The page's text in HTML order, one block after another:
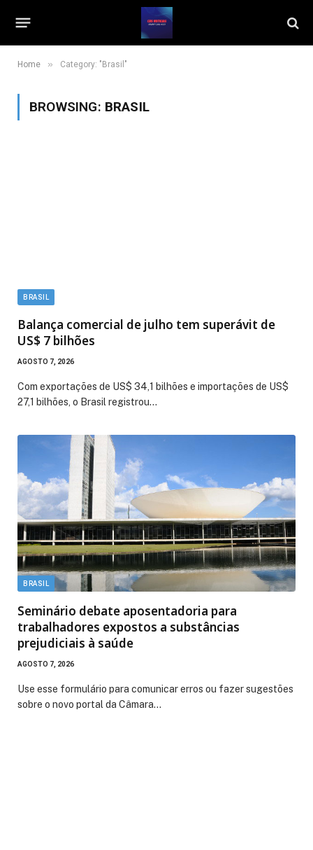
Home » Category: "Brasil"
BROWSING: BRASIL
BRASIL
Balança comercial de julho tem superávit de
US$ 7 bilhões
AGOSTO 7, 2026
Com exportações de US$ 34,1 bilhões e importações de US$
27,1 bilhões, o Brasil registrou…
BRASIL
Seminário debate aposentadoria para
trabalhadores expostos a substâncias
prejudiciais à saúde
AGOSTO 7, 2026
Use esse formulário para comunicar erros ou fazer sugestões
sobre o novo portal da Câmara…